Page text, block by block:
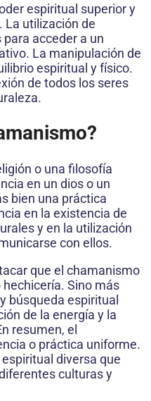
espiritual superior y
La utilización de
acceder a un
La manipulación de
espiritual y físico.
de todos los seres
?
o una filosofía
en un dios o un
bien una práctica
en la existencia de
y en la utilización
con ellos.
que el chamanismo
Sino más
búsqueda espiritual
de la energía y la
resumen, el
o práctica uniforme.
diversa que
culturas y